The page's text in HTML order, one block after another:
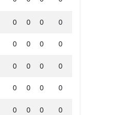
0 0 0 0
0 0 0 0
0 0 0 0
0 0 0 0
0 0 0 0